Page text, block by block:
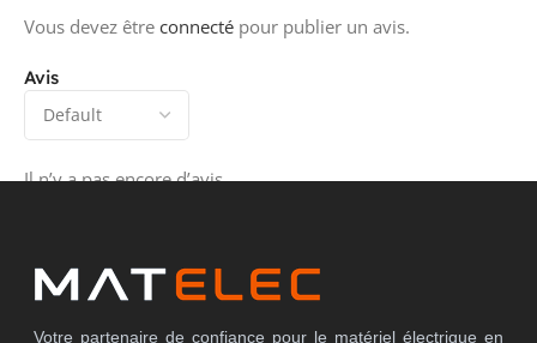
Avis
Il n’y a pas encore d’avis.
Vous devez être connecté pour publier un avis.
Votre partenaire de confiance pour le matériel électrique en